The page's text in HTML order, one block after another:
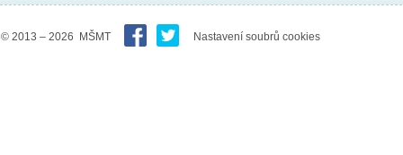
© 2013 – 2026 MŠMT Nastavení soubrů cookies